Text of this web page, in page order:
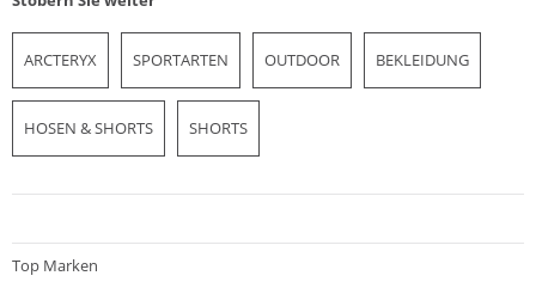
ARCTERYX SPORTARTEN OUTDOOR BEKLEIDUNG
HOSEN & SHORTS SHORTS
Top Marken